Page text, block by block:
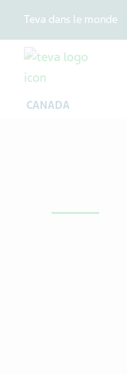
Teva dans le monde
CANADA